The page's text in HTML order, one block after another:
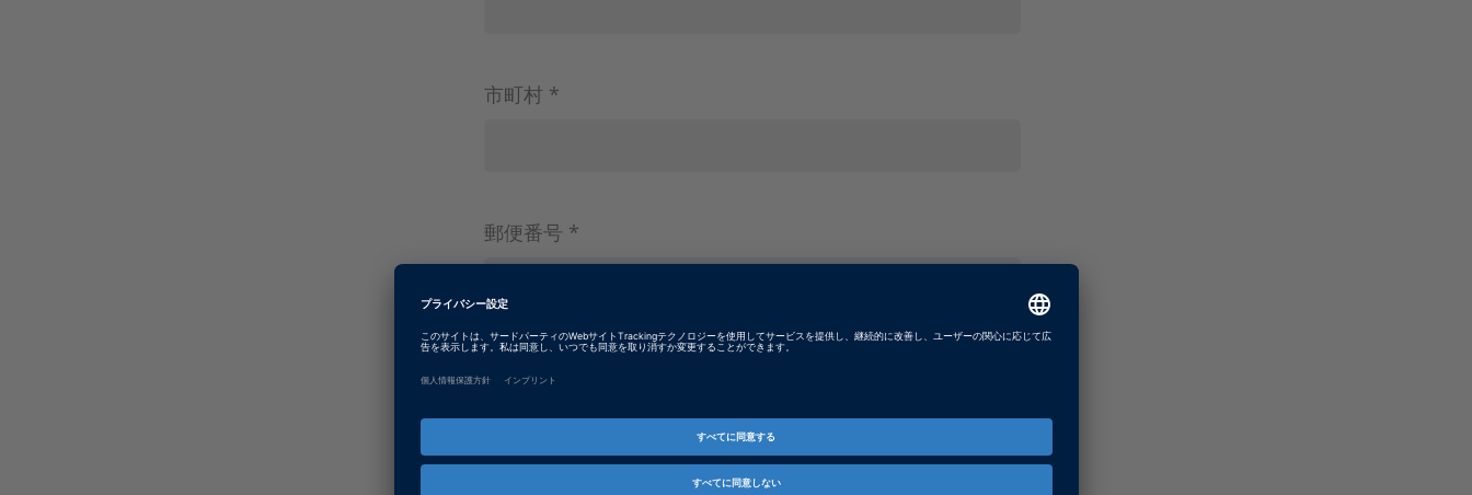
市町村 *
郵便番号 *
州（米国のみ）